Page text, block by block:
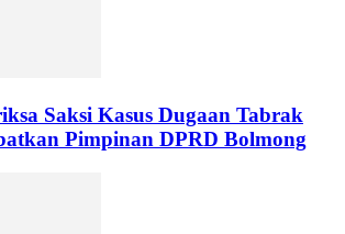
Saksi Kasus Dugaan Tabrak
Pimpinan DPRD Bolmong